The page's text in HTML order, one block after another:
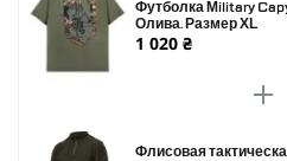
Футболка Military
Олива. Размер XL
1 020 ₴
Флисовая